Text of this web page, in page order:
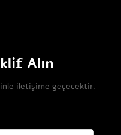
Alın
iletişime geçecektir.